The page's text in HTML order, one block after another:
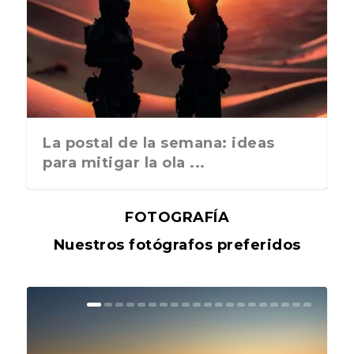
La postal de la semana: ideas
para mitigar la ola ...
FOTOGRAFÍA
Nuestros fotógrafos preferidos